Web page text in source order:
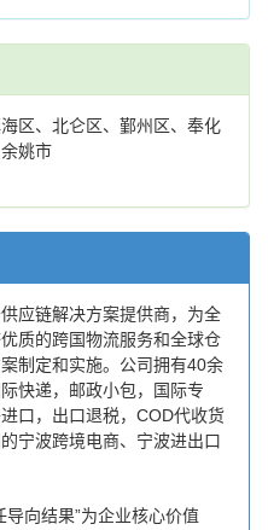
区、北仑区、鄞州区、奉化
姚市
应链解决方案提供商，为全
质的跨国物流服务和全球仓
制定和实施。公司拥有40余
快递，邮政小包，国际专
口，出口退税，COD代收货
宁波跨境电商、宁波进出口
向结果”为企业核心价值